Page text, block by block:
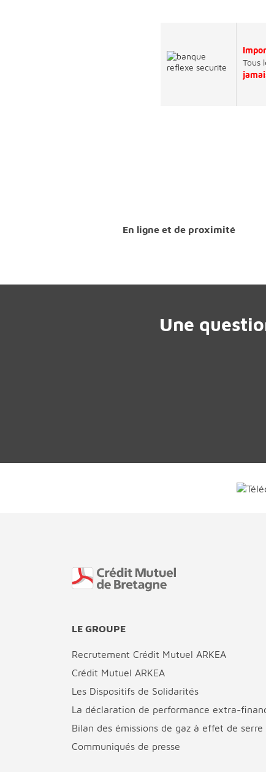
Tous
En ligne et de proximité
Une
LE GROUPE
Recrutement Crédit Mutuel ARKEA
Crédit Mutuel ARKEA
Les Dispositifs de Solidarités
La déclaration de performance extra-
Bilan des émissions de gaz à effet de serre
Communiqués de presse
Fin de page